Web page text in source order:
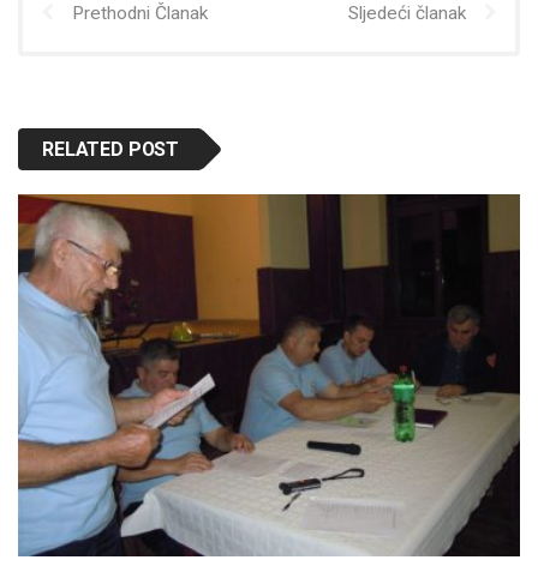
Prethodni Članak Sljedeći članak
RELATED POST